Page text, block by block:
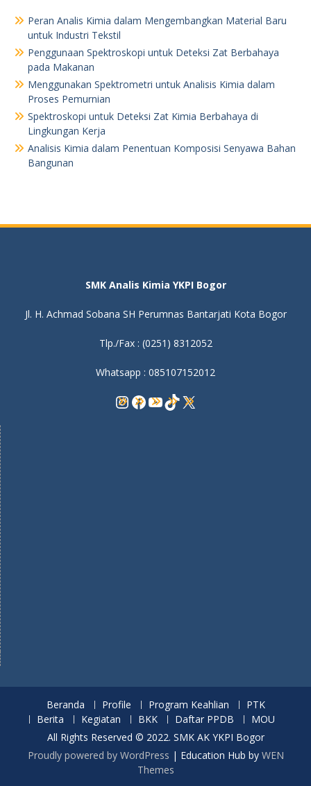
Peran Analis Kimia dalam Mengembangkan Material Baru
untuk Industri Tekstil
Penggunaan Spektroskopi untuk Deteksi Zat Berbahaya
pada Makanan
Menggunakan Spektrometri untuk Analisis Kimia dalam
Proses Pemurnian
Spektroskopi untuk Deteksi Zat Kimia Berbahaya di
Lingkungan Kerja
Analisis Kimia dalam Penentuan Komposisi Senyawa Bahan
Bangunan
SMK Analis Kimia YKPI Bogor
Jl. H. Achmad Sobana SH Perumnas Bantarjati Kota Bogor
Tlp./Fax : (0251) 8312052
Whatsapp : 085107152012
Instagram
Facebook
YouTube
TikTok
X
Beranda Profile Program Keahlian
PTK
Berita
Kegiatan BKK Daftar PPDB
MOU
All Rights Reserved © 2022. SMK AK YKPI Bogor
Proudly powered by WordPress | Education Hub by WEN
Themes